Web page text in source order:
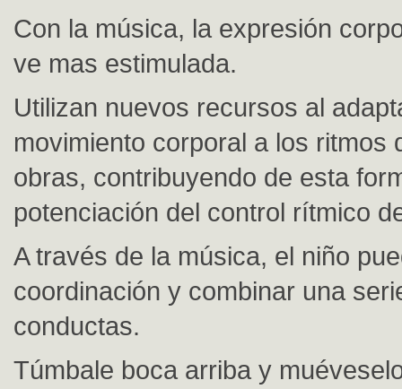
Con la música, la expresión
ve mas estimulada.
Utilizan nuevos recursos al
movimiento corporal a los ritmos
obras, contribuyendo de esta
potenciación del control rítmico
A través de la música, el niño
coordinación y combinar una
conductas.
Túmbale boca arriba y